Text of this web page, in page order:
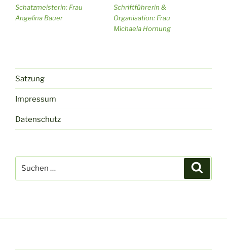
Schatzmeisterin: Frau
Angelina Bauer
Schriftführerin &
Organisation: Frau
Michaela Hornung
Satzung
Impressum
Datenschutz
nach: